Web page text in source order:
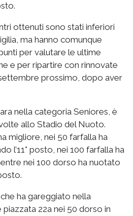
ottenuti sono stati inferiori
ma hanno comunque
per valutare le ultime
e per ripartire con rinnovate
prossimo, dopo aver
nella categoria Seniores, è
allo Stadio del Nuoto.
migliore, nei 50 farfalla ha
l’11° posto, nei 100 farfalla ha
nei 100 dorso ha nuotato
che ha gareggiato nella
22a nei 50 dorso in